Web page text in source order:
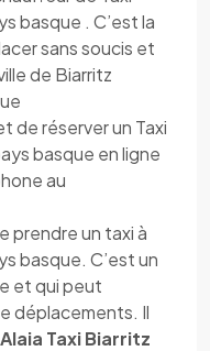
basque . C’est la
sans soucis et
de Biarritz
de réserver un Taxi
basque en ligne
au
prendre un taxi à
basque. C’est un
et qui peut
déplacements. Il
Alaia Taxi Biarritz